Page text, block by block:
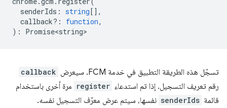
senderIds : string[],
callback? : function,
) : Promise<string>
تسجّل هذه الطريقة التطبيق في خدمة FCM. سيعرض callback
رقم تعريف التسجيل. إذا تم استدعاء register مرة أخرى باستخدام
قائمة senderIds نفسها، سيتم عرض معرّف التسجيل نفسه.